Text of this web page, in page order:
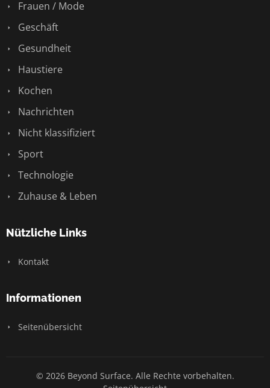
Frauen / Mode
Geschäft
Gesundheit
Haustiere
Kochen
Nachrichten
Nicht klassifiziert
Sport
Technologie
Zuhause & Leben
Nützliche Links
Kontakt
Informationen
Seitenübersicht
© 2026 Beyond Surface. Alle Rechte vorbehalten.